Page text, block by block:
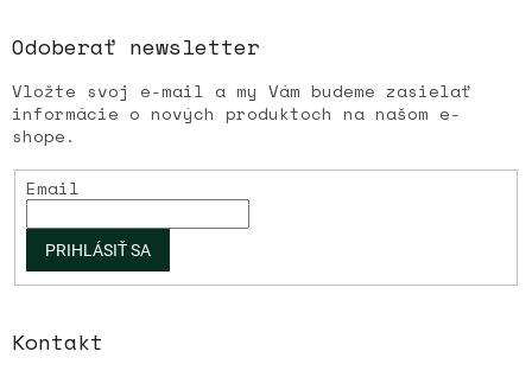
Odoberať newsletter
Vložte svoj e-mail a my Vám budeme zasielať
informácie o nových produktoch na našom e-
shope.
Email
PRIHLÁSIŤ SA
Kontakt